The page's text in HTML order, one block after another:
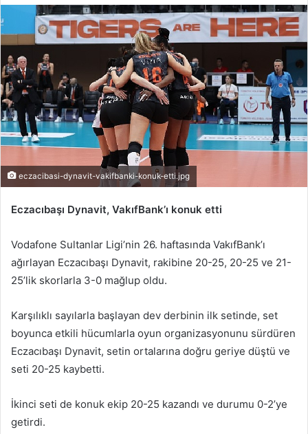
r
o
s
t
a
g
ö
n
e
m
e
k
eczacibasi-dynavit-vakifbanki-konuk-etti.jpg
Eczacıbaşı Dynavit, VakıfBank’ı konuk etti
Vodafone Sultanlar Ligi’nin 26. haftasında VakıfBank’ı
ağırlayan Eczacıbaşı Dynavit, rakibine 20-25, 20-25 ve 21-
25’lik skorlarla 3-0 mağlup oldu.
Karşılıklı sayılarla başlayan dev derbinin ilk setinde, set
boyunca etkili hücumlarla oyun organizasyonunu sürdüren
Eczacıbaşı Dynavit, setin ortalarına doğru geriye düştü ve
seti 20-25 kaybetti.
İkinci seti de konuk ekip 20-25 kazandı ve durumu 0-2’ye
getirdi.